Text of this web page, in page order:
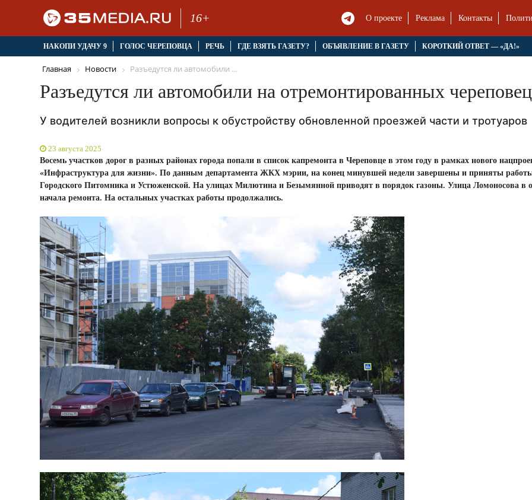
16+ О проекте Реклама Контакты
НАКОПИ УДАЧУ 9 ГОЛОС ЧЕРЕПОВЦА РЕЧЬ ГДЕ ВЗЯТЬ ГАЗЕТУ? ОБЪЯВЛЕНИЕ В ГАЗЕТУ КОРОТКИЙ ОТВЕТ — «ДА!»
Главная Новости Разъедутся ли автомобили ...
Разъедутся ли автомобили на отремонтированных
У водителей возникли вопросы к обустройству обновленной проезжей части и тротуаров
23 августа 2025
Восемь участков дорог в разных районах города попали в список капремонта в Череповце в этом году в рамках нового
«Инфраструктура для жизни». По данным департамента ЖКХ мэрии, на конец минувшей недели завершены и приняты
Городского Питомника и Устюженской. На улицах Милютина и Безымянной приводят в порядок газоны. Улица Ломоносова в
начала ремонта. На остальных участках работы продолжались.